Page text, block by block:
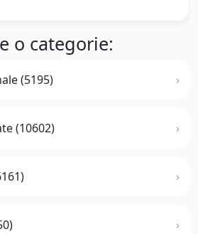
o categorie:
(5195)
(10602)